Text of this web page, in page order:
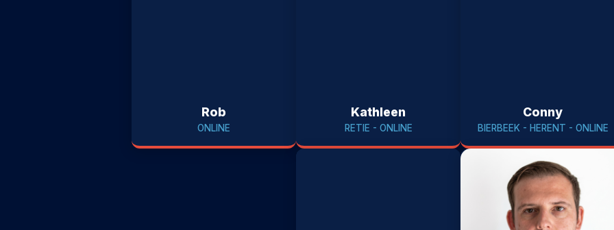
Rob
ONLINE
Kathleen
RETIE - ONLINE
Conny
BIERBEEK - HERENT - ONLINE